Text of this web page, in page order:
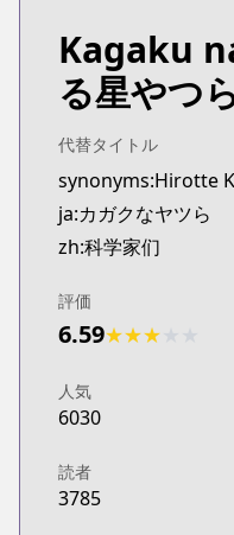
Kagaku
る星やつ
代替タイトル
synonyms:Hirotte
ja:カガクなヤツら
zh:科学家们
評価
6.59★★★
人気
6030
読者
3785